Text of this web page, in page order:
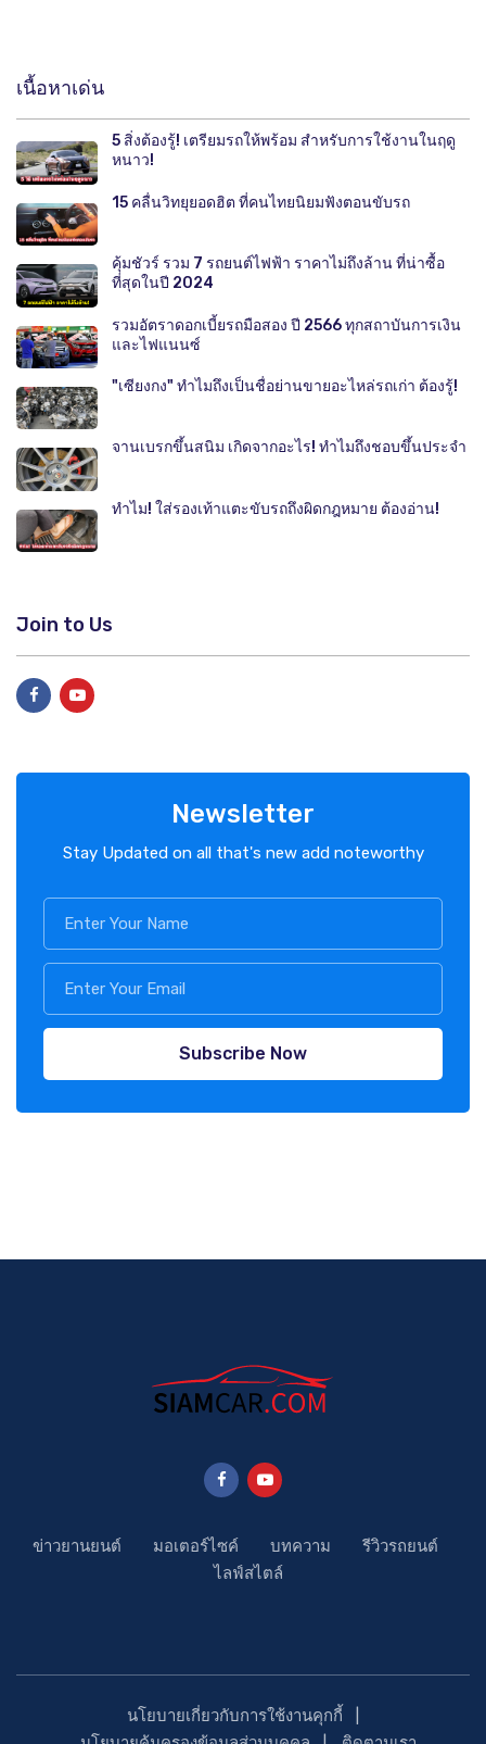
เนื้อหาเด่น
5 สิ่งต้องรู้! เตรียมรถให้พร้อม สำหรับการใช้งานในฤดู
หนาว!
15 คลื่นวิทยุยอดฮิต ที่คนไทยนิยมฟังตอนขับรถ
คุ้มชัวร์ รวม 7 รถยนต์ไฟฟ้า ราคาไม่ถึงล้าน ที่น่าซื้อ
ที่สุดในปี 2024
รวมอัตราดอกเบี้ยรถมือสอง ปี 2566 ทุกสถาบันการเงิน
และไฟแนนซ์
"เซียงกง" ทำไมถึงเป็นชื่อย่านขายอะไหล่รถเก่า ต้องรู้!
จานเบรกขึ้นสนิม เกิดจากอะไร! ทำไมถึงชอบขึ้นประจำ
ทำไม! ใส่รองเท้าแตะขับรถถึงผิดกฎหมาย ต้องอ่าน!
Join to Us
Newsletter
Stay Updated on all that's new add noteworthy
Subscribe Now
ข่าวยานยนต์ มอเตอร์ไซค์ บทความ
รีวิวรถยนต์
ไลฟ์สไตล์
นโยบายเกี่ยวกับการใช้งานคุกกี้